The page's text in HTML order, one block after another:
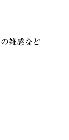
雑感など